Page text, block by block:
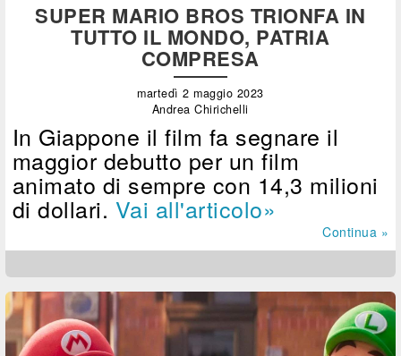
SUPER MARIO BROS TRIONFA IN
TUTTO IL MONDO, PATRIA
COMPRESA
martedì 2 maggio 2023
Andrea Chirichelli
In Giappone il film fa segnare il
maggior debutto per un film
animato di sempre con 14,3 milioni
di dollari. Vai all'articolo»
Continua »